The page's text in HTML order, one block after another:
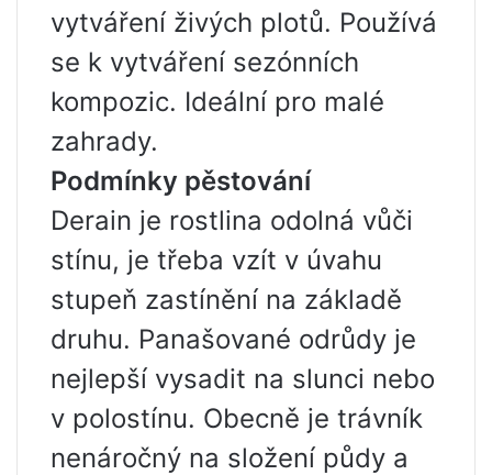
vytváření živých plotů. Používá
se k vytváření sezónních
kompozic. Ideální pro malé
zahrady.
Podmínky pěstování
Derain je rostlina odolná vůči
stínu, je třeba vzít v úvahu
stupeň zastínění na základě
druhu. Panašované odrůdy je
nejlepší vysadit na slunci nebo
v polostínu. Obecně je trávník
nenáročný na složení půdy a